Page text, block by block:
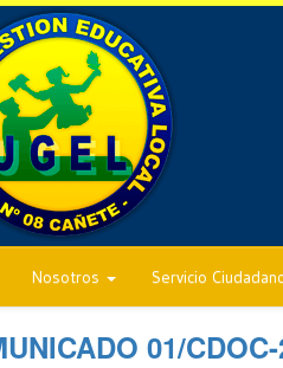
Nosotros Servicio
01/